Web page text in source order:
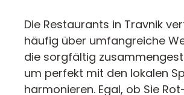
Die Restaurants in Travnik
häufig über umfangreiche
die sorgfältig
um perfekt mit den lokalen
harmonieren. Egal, ob Sie